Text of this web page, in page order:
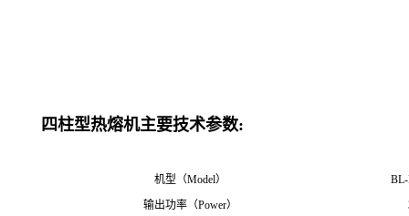
四柱型热熔机主要技术参数:
机型（Model）
BL-
输出功率（Power）